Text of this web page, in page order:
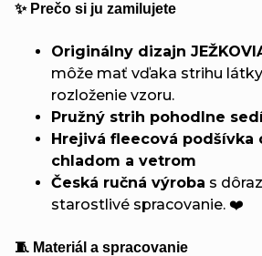
✨ Prečo si ju zamilujete
Originálny dizajn
môže mať vďaka strihu
rozloženie vzoru.
Pružný strih pohodlne
Hrejivá fleecová podšívka
chladom a vetrom
Česká ručná výroba s
starostlivé spracovanie. ❤️
🧵 Materiál a spracovanie